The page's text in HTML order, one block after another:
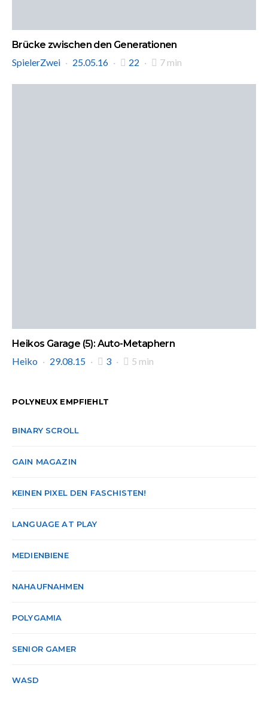
Brücke zwischen den Generationen
SpielerZwei
25.05.16 22 7 min
Heikos Garage (5): Auto-Metaphern
Heiko
29.08.15 3 5 min
POLYNEUX EMPFIEHLT
BINARY SCROLL
GAIN MAGAZIN
KEINEN PIXEL DEN FASCHISTEN!
LANGUAGE AT PLAY
MEDIENBIENE
NAHAUFNAHMEN
POLYGAMIA
SENIOR GAMER
WASD